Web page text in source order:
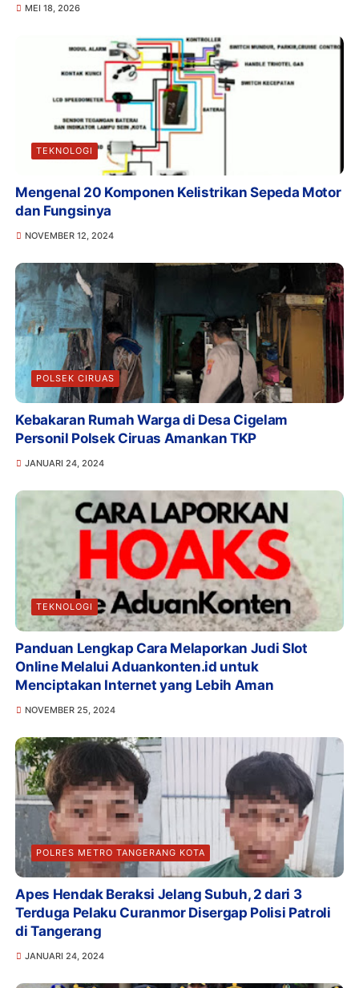
MEI 18, 2026
TEKNOLOGI
Mengenal 20 Komponen Kelistrikan Sepeda Motor
dan Fungsinya
NOVEMBER 12, 2024
POLSEK CIRUAS
Kebakaran Rumah Warga di Desa Cigelam
Personil Polsek Ciruas Amankan TKP
JANUARI 24, 2024
TEKNOLOGI
Panduan Lengkap Cara Melaporkan Judi Slot
Online Melalui Aduankonten.id untuk
Menciptakan Internet yang Lebih Aman
NOVEMBER 25, 2024
POLRES METRO TANGERANG KOTA
Apes Hendak Beraksi Jelang Subuh, 2 dari 3
Terduga Pelaku Curanmor Disergap Polisi Patroli
di Tangerang
JANUARI 24, 2024